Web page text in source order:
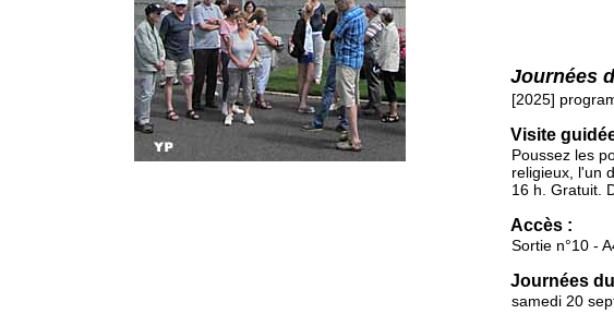
Journées
[2025]
Visite
Poussez les
religieux, l'un
16 h. Gratuit.
Accès :
Sortie n°10 -
Journées
samedi 20